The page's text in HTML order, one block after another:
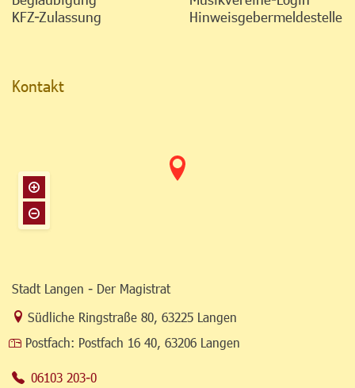
KFZ-Zulassung
Hinweisgebermeldestelle
Kontakt
Stadt Langen - Der Magistrat
Link zur Google-Maps Navigation
Südliche Ringstraße 80, 63225 Langen
Postfach: Postfach 16 40, 63206 Langen
06103 203-0